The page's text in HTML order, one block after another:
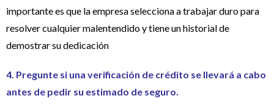
importante es que la empresa selecciona a trabajar duro para
resolver cualquier malentendido y tiene un historial de
demostrar su dedicación
4. Pregunte si una verificación de crédito se llevará a cabo
antes de pedir su estimado de seguro.